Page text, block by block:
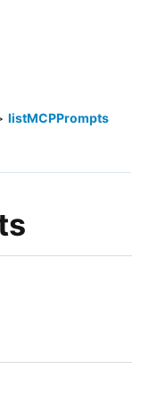
listMCPPrompts